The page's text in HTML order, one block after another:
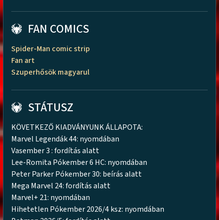
FAN COMICS
Spider-Man comic strip
Fan art
Szuperhősök magyarul
STÁTUSZ
KÖVETKEZŐ KIADVÁNYUNK ÁLLAPOTA:
Marvel Legendák 44: nyomdában
Vasember 3 : fordítás alatt
Lee-Romita Pókember 6 HC: nyomdában
Peter Parker Pókember 30: beírás alatt
Mega Marvel 24: fordítás alatt
Marvel+ 21: nyomdában
Hihetetlen Pókember 2026/4 ksz: nyomdában